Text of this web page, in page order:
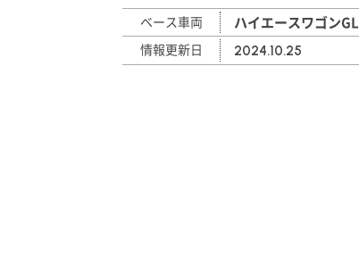
ベース車両 ハイエースワゴン
情報更新日 2024.10.25